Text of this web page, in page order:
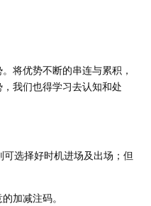
将优势不断的串连与累积，
我们也得学习去认知和处
选择好时机进场及出场；但
加减注码。